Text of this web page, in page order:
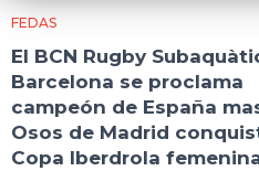
FEDAS
El BCN Rugby
Barcelona se proclama
campeón de España
Osos de Madrid
Copa Iberdrola